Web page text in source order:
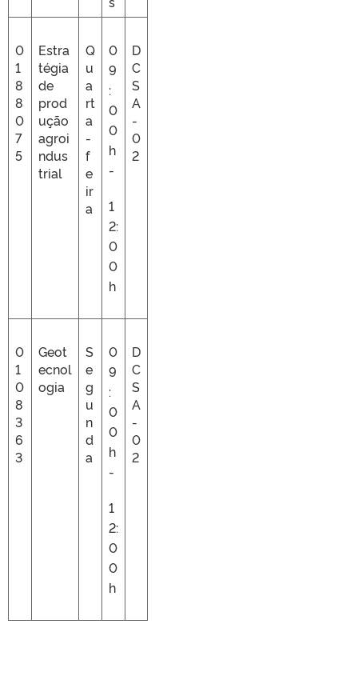
0
1
8
8
0
7
5
Estra
tégia
de
prod
ução
agroi
ndus
trial
Q
u
a
rt
a
-
f
e
ir
a
0
9
:
0
0
h
-
1
2:
0
0
h
D
C
S
A
-
0
2
0
1
0
8
3
6
3
Geot
ecnol
ogia
S
e
g
u
n
d
a
0
9
:
0
0
h
-
1
2:
0
0
h
D
C
S
A
-
0
2